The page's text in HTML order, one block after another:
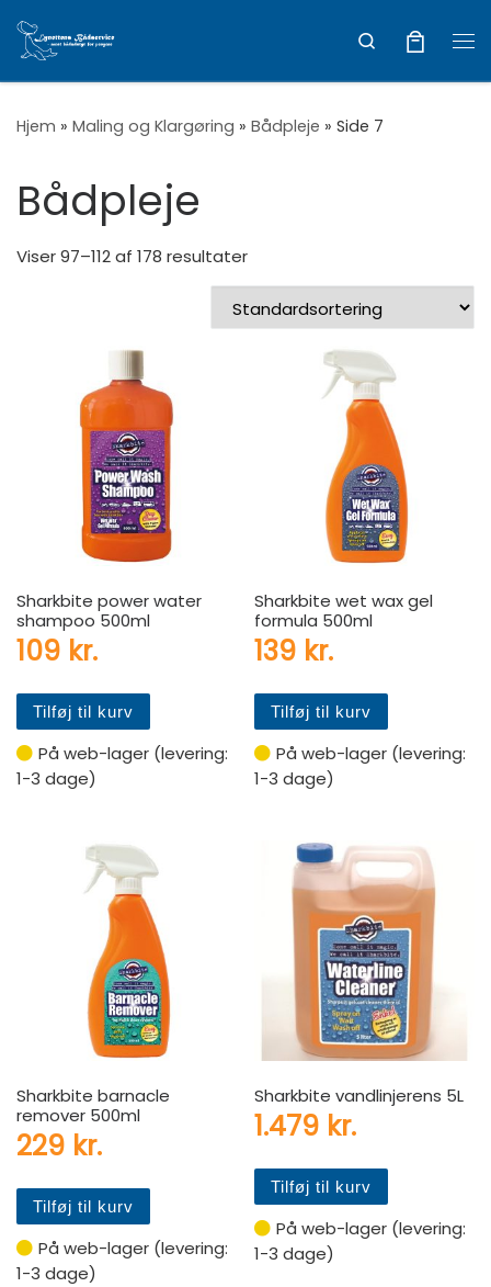
Vis hele indholdet
Search
Hjem » Maling og Klargøring » Bådpleje » Side 7
Bådpleje
Viser 97–112 af 178 resultater
Sharkbite power water
shampoo 500ml
109 kr.
Tilføj til kurv
På web-lager (levering:
1-3 dage)
Sharkbite wet wax gel
formula 500ml
139 kr.
Tilføj til kurv
På web-lager (levering:
1-3 dage)
Sharkbite barnacle
remover 500ml
229 kr.
Tilføj til kurv
På web-lager (levering:
1-3 dage)
Sharkbite vandlinjerens 5L
1.479 kr.
Tilføj til kurv
På web-lager (levering:
1-3 dage)